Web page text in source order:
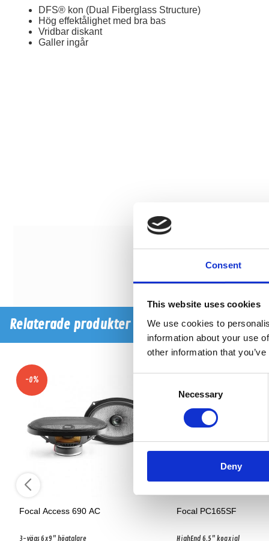
Consent
This website uses cookies
We use cookies to
information about your use
other information that
Necessary
Deny
DFS® kon (Dual Fiberglass Structure)
Hög effektålighet med bra bas
Vridbar diskant
Galler ingår
Relaterade produkter
-0%
Focal Access 690 AC
3-vägs 6x9" högtalare
Focal PC165SF
HighEnd 6.5" koaxial